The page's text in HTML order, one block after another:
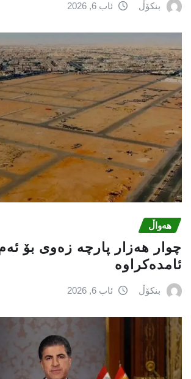
بنکۆڵ ئاب 6, 2026
هەواڵ
چوار هەزار پارچە زەوی بۆ
ئامدەکراوە
بنکۆڵ ئاب 6, 2026